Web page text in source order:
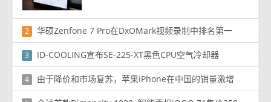
2 华硕Zenfone 7 Pro在DxOMark视频录制中排名第一
3 ID-COOLING宣布SE-225-XT黑色CPU空气冷却器
4 由于降价和市场复苏，苹果iPhone在中国的销量激增